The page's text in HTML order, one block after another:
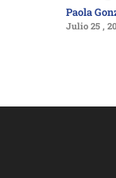
Paola
Julio 25 ,